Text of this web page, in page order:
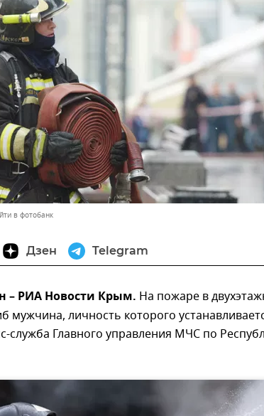
в фотобанк
Дзен Telegram
РИА Новости Крым. На пожаре в
мужчина, личность которого
служба Главного управления МЧС по